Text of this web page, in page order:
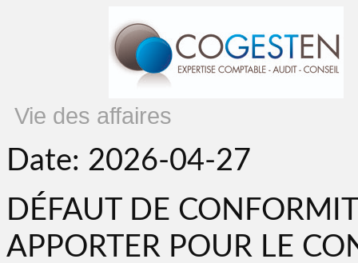
Vie des affaires
Date: 2026-04-27
DÉFAUT DE
APPORTER POUR LE